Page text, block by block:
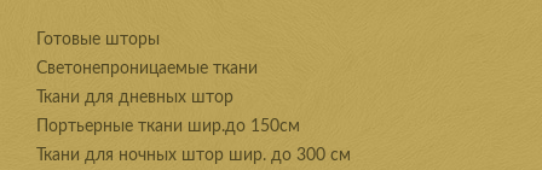
Готовые шторы
Светонепроницаемые ткани
Ткани для дневных штор
Портьерные ткани шир.до 150см
Ткани для ночных штор шир. до 300 см